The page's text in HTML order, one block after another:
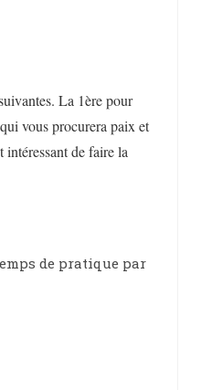
La 1ère pour
vous procurera paix et
de faire la
de pratique par